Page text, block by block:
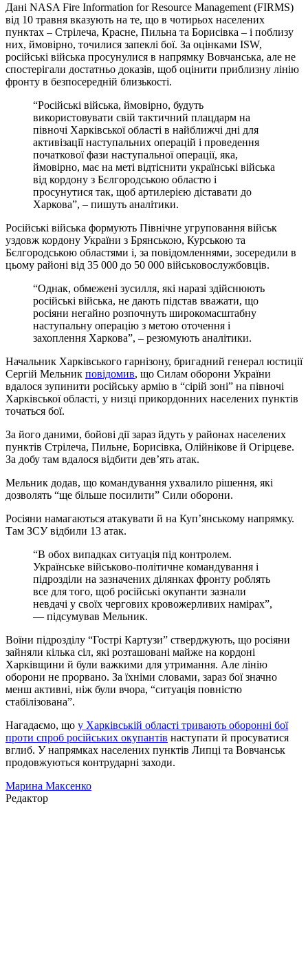
Дані NASA Fire Information for Resource Management (FIRMS)
від 10 травня вказують на те, що в чотирьох населених
пунктах – Стрілеча, Красне, Пильна та Борисівка – і поблизу
них, ймовірно, точилися запеклі бої. За оцінками ISW,
російські війська просунулися в напрямку Вовчанська, але не
спостерігали достатньо доказів, щоб оцінити приблизну лінію
фронту в безпосередній близькості.
“Російські війська, ймовірно, будуть
використовувати свій тактичний плацдарм на
півночі Харківської області в найближчі дні для
активізації наступальних операцій і проведення
початкової фази наступальної операції, яка,
ймовірно, має на меті відтіснити українські війська
від кордону з Бєлгородською областю і
просунутися так, щоб артилерією діставати до
Харкова”, – пишуть аналітики.
Російські війська формують Північне угруповання військ
уздовж кордону України з Брянською, Курською та
Бєлгородською областями і, за повідомленнями, зосередили в
цьому районі від 35 000 до 50 000 військовослужбовців.
“Однак, обмежені зусилля, які наразі здійснюють
російські війська, не дають підстав вважати, що
росіяни негайно розпочнуть широкомасштабну
наступальну операцію з метою оточення і
захоплення Харкова”, – резюмують аналітики.
Начальник Харківського гарнізону, бригадний генерал юстиції
Сергій Мельник повідомив, що Силам оборони України
вдалося зупинити російську армію в “сірій зоні” на півночі
Харківської області, у низці прикордонних населених пунктів
точаться бої.
За його даними, бойові дії зараз йдуть у районах населених
пунктів Стрілеча, Пильне, Борисівка, Олійнікове й Огірцеве.
За добу там вдалося відбити девʼять атак.
Мельник додав, що командування ухвалило рішення, які
дозволять “ще більше посилити” Сили оборони.
Росіяни намагаються атакувати й на Купʼянському напрямку.
Там ЗСУ відбили 13 атак.
“В обох випадках ситуація під контролем.
Українське військово-політичне командування і
підрозділи на зазначених ділянках фронту роблять
все для того, щоб російські окупанти зазнали
невдачі у своїх чергових кровожерливих намірах”,
— підсумував Мельник.
Воїни підрозділу “Гострі Картузи” стверджують, що росіяни
зайняли кілька сіл, які розташовані майже на кордоні
Харківщини й були важкими для утримання. Але лінію
оборони не прорвано. За їхніми словами, зараз бої значно
менш активні, ніж були вчора, “ситуація повністю
стабілізована”.
Нагадаємо, що у Харківській області тривають оборонні бої
проти спроб російських окупантів наступати й просуватися
вглиб. У напрямках населених пунктів Липці та Вовчанськ
продовжуються контрударні заходи.
Марина Максенко
Редактор